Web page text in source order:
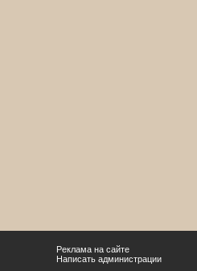
Реклама на сайте
Написать администрации